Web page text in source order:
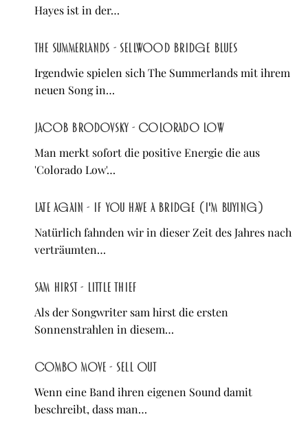
Hayes ist in der…
The Summerlands - Sellwood Bridge Blues
Irgendwie spielen sich The Summerlands mit ihrem
neuen Song in…
Jacob Brodovsky - Colorado Low
Man merkt sofort die positive Energie die aus
'Colorado Low'…
Late Again - If You Have A Bridge (I'm Buying)
Natürlich fahnden wir in dieser Zeit des Jahres nach
verträumten…
sam hirst - Little Thief
Als der Songwriter sam hirst die ersten
Sonnenstrahlen in diesem…
Combo Move - Sell Out
Wenn eine Band ihren eigenen Sound damit
beschreibt, dass man…